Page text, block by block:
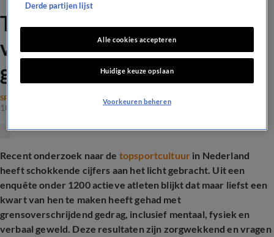
Topsport onder druk: kwart
van de atleten ervaart
grensoverschrijdend gedrag
SPORT
18 juni 2025, 19:02
Recent onderzoek naar de topsportcultuur in Nederland
heeft schokkende cijfers aan het licht gebracht. Uit een
enquête onder 1200 actieve atleten blijkt dat maar liefst een
kwart van hen te maken heeft gehad met
grensoverschrijdend gedrag, inclusief mentaal, fysiek en
verbaal geweld. Deze resultaten zijn zorgwekkend en vragen
Derde partijen lijst
Alle cookies accepteren
Huidige keuze opslaan
Voorkeuren beheren